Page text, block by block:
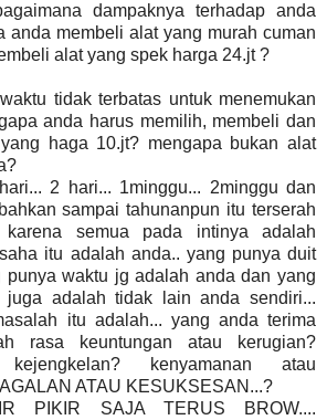
dampaknya terhadap anda
anda membeli alat yang murah cuman
alat yang spek harga 24.jt ?
tidak terbatas untuk menemukan
anda harus memilih, membeli dan
haga 10.jt? mengapa bukan alat
2 hari... 1minggu... 2minggu dan
sampai tahunanpun itu terserah
karena semua pada intinya adalah
itu adalah anda.. yang punya duit
punya waktu jg adalah anda dan yang
juga adalah tidak lain anda sendiri...
itu adalah... yang anda terima
rasa keuntungan atau kerugian?
kenyamanan atau
ATAU KESUKSESAN...?
PIKIR SAJA TERUS BROW....